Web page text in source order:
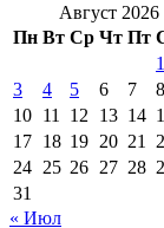
Август 2026
Пн Вт Ср Чт Пт
1
3
4 5 6 7 8
10 11 12 13 14
17 18 19 20 21
24 25 26 27 28
31
« Июл